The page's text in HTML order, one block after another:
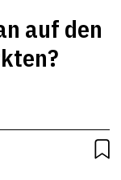
auf den